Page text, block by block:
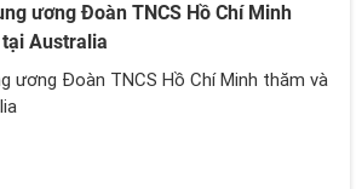
ương Đoàn TNCS Hồ Chí Minh
Australia
ương Đoàn TNCS Hồ Chí Minh thăm và